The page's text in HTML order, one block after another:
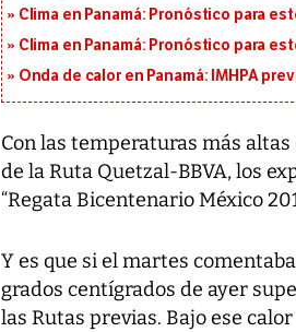
Clima en Panamá: Pronóstico para
Clima en Panamá: Pronóstico para
Onda de calor en Panamá: IMHPA
Con las temperaturas más
de la Ruta Quetzal-BBVA, los
“Regata Bicentenario México
Y es que si el martes
grados centígrados de ayer
las Rutas previas. Bajo ese